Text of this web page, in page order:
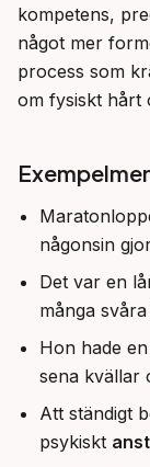
kompetens,
något mer
process som
om fysiskt hårt
någonsin
Det var en
många
Hon hade en
sena kvällar
Att ständigt
psykiskt